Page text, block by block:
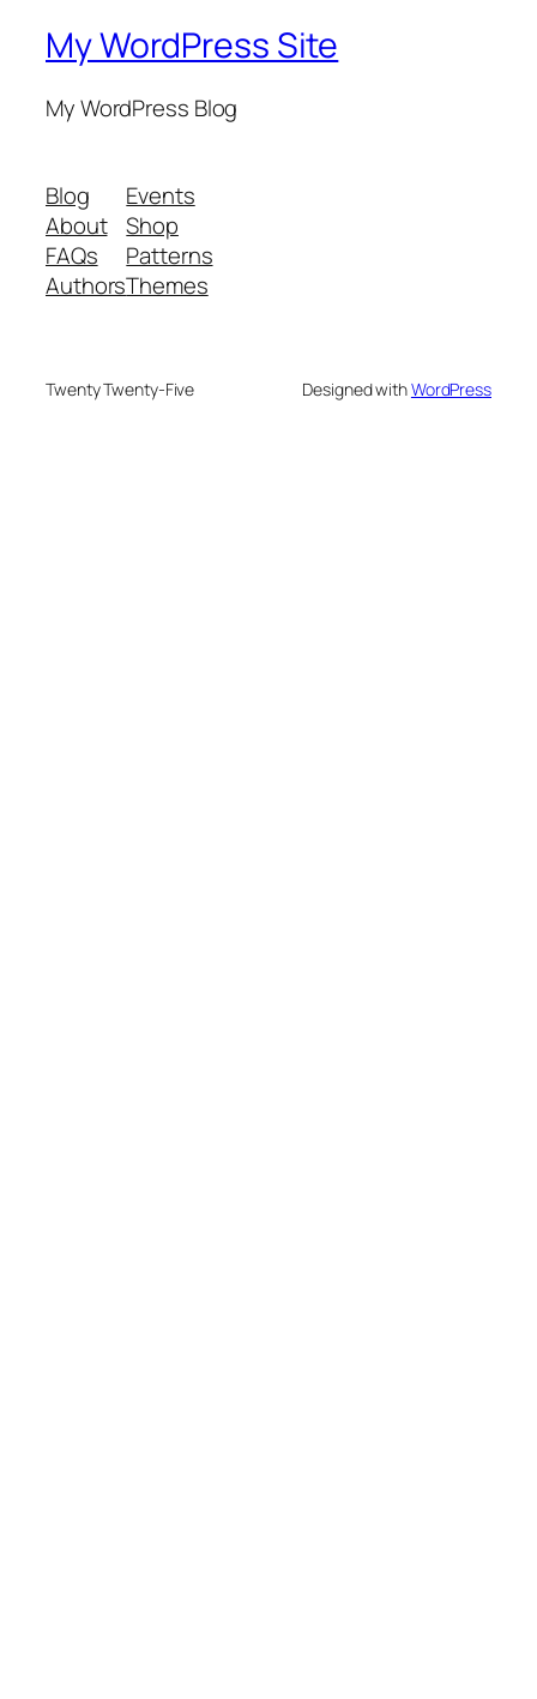
My WordPress Site
My WordPress Blog
Blog
About
FAQs
Authors
Events
Shop
Patterns
Themes
Twenty Twenty-Five Designed withWordPress